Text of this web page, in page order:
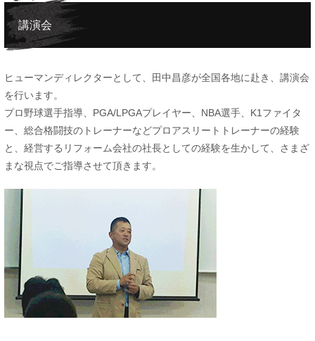
講演会
ヒューマンディレクターとして、田中昌彦が全国各地に赴き、講演会
を行います。
プロ野球選手指導、PGA/LPGAプレイヤー、NBA選手、K1ファイタ
ー、総合格闘技のトレーナーなどプロアスリートトレーナーの経験
と、経営するリフォーム会社の社長としての経験を生かして、さまざ
まな視点でご指導させて頂きます。